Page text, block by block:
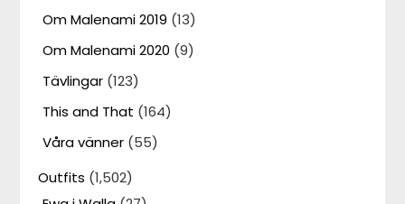
Om Malenami 2019 (13)
Om Malenami 2020 (9)
Tävlingar (123)
This and That (164)
Våra vänner (55)
Outfits (1,502)